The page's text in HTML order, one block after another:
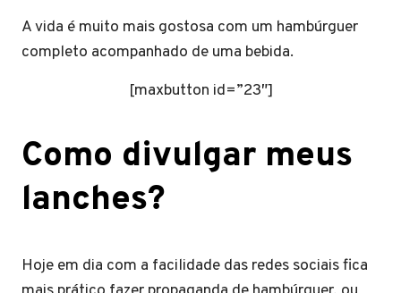
A vida é muito mais gostosa com um hambúrguer
completo acompanhado de uma bebida.
[maxbutton id=”23″]
Como divulgar meus
lanches?
Hoje em dia com a facilidade das redes sociais fica